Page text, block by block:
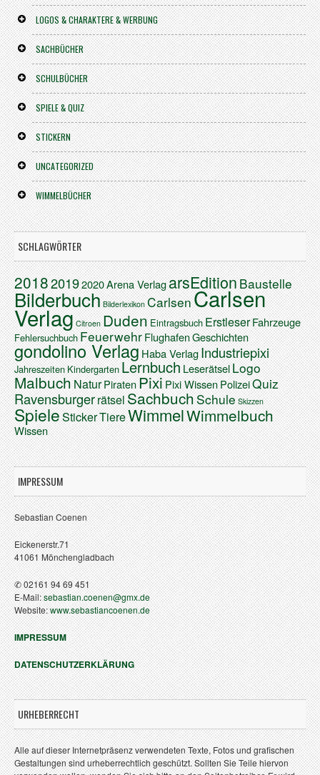
LOGOS & CHARAKTERE & WERBUNG
SACHBÜCHER
SCHULBÜCHER
SPIELE & QUIZ
STICKERN
UNCATEGORIZED
WIMMELBÜCHER
SCHLAGWÖRTER
201820192020Arena VerlagarsEditionBaustelle
Bilderbuch Bilderlexikon CarlsenCarlsen
Verlag Citroen DudenEintragsbuchErstleserFahrzeuge
FehlersuchbuchFeuerwehrFlughafenGeschichten
gondolino VerlagHaba VerlagIndustriepixi
JahreszeitenKindergartenLernbuchLeserätselLogo
MalbuchNaturPiratenPixiPixi WissenPolizeiQuiz
RavensburgerrätselSachbuchSchule Skizzen
SpieleStickerTiereWimmelWimmelbuch
Wissen
IMPRESSUM
Sebastian Coenen
Eickenerstr.71
41061 Mönchengladbach
✆ 02161 94 69 451
E-Mail:sebastian.coenen@gmx.de
Website:www.sebastiancoenen.de
IMPRESSUM
DATENSCHUTZERKLÄRUNG
URHEBERRECHT
Alle auf dieser Internetpräsenz verwendeten Texte, Fotos und grafischen
Gestaltungen sind urheberrechtlich geschützt. Sollten Sie Teile hiervon